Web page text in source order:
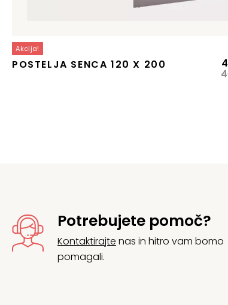
Akcija!
POSTELJA SENCA 120 X 200
Potrebujete pomoč?
Kontaktirajte nas in hitro vam bomo
pomagali.